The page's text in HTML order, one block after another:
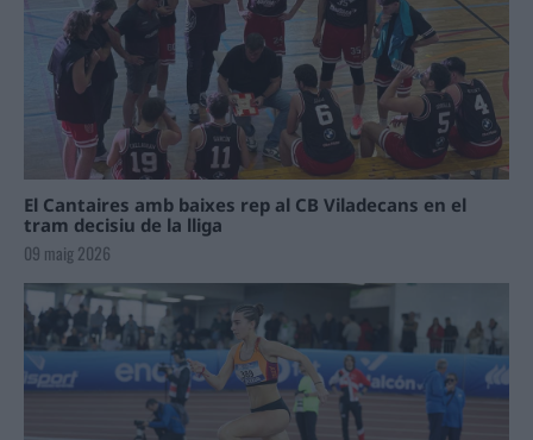
El Cantaires amb baixes rep al CB Viladecans en el
tram decisiu de la lliga
09 maig 2026